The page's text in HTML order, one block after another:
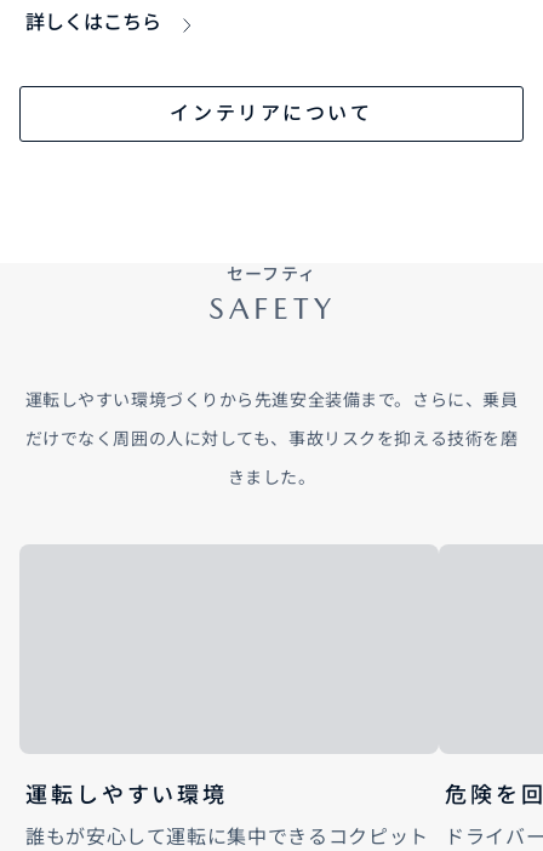
詳しくはこちら
インテリアについて
セーフティ
SAFETY
運転しやすい環境づくりから先進安全装備まで。さらに、乗員
だけでなく周囲の人に対しても、事故リスクを抑える技術を磨
きました。
運転しやすい環境
誰もが安心して運転に集中できるコクピット
危険を
ドライバ